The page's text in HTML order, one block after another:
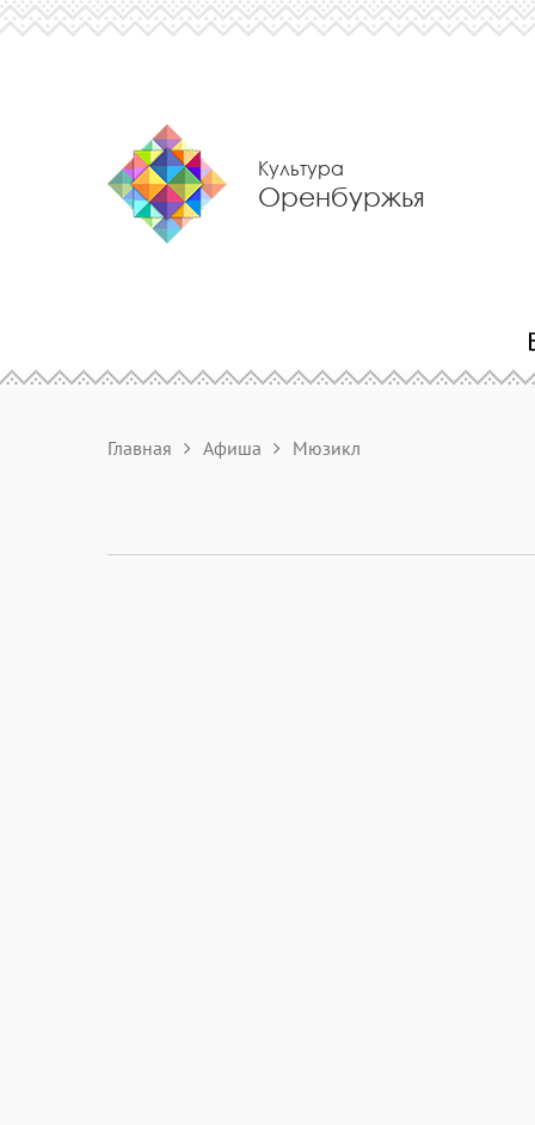
Культура
Оренбуржья
Главная Афиша Мюзикл